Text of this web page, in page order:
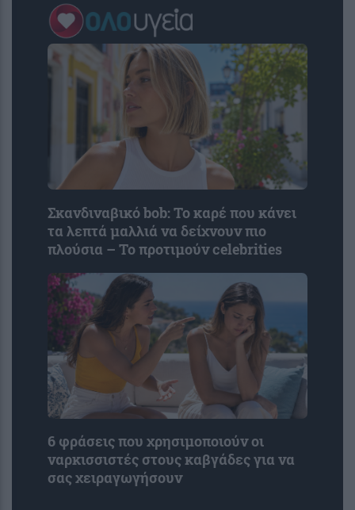
Σκανδιναβικό bob: Το καρέ που κάνει
τα λεπτά μαλλιά να δείχνουν πιο
πλούσια – Το προτιμούν celebrities
6 φράσεις που χρησιμοποιούν οι
ναρκισσιστές στους καβγάδες για να
σας χειραγωγήσουν